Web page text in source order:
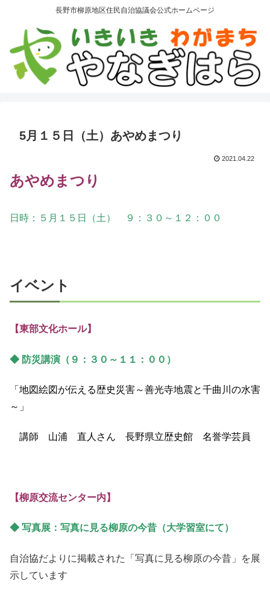
長野市柳原地区住民自治協議会公式ホームページ
5月１５日（土）あやめまつり
2021.04.22
あやめまつり
日時：５月１５日（土） ９：３０～１２：００
イベント
【東部文化ホール】
◆ 防災講演（９：３０～１１：００）
「地図絵図が伝える歴史災害～善光寺地震と千曲川の水害
～」
講師 山浦 直人さん 長野県立歴史館 名誉学芸員
【柳原交流センター内】
◆ 写真展：写真に見る柳原の今昔（大学習室にて）
自治協だよりに掲載された「写真に見る柳原の今昔」を展
示しています